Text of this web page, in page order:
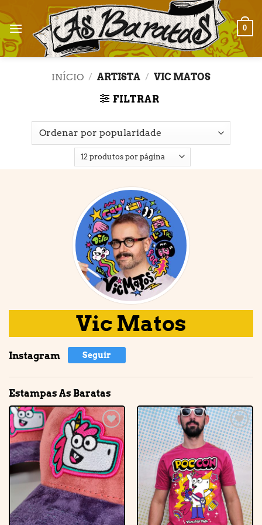
to
content
0
INÍCIO / ARTISTA / VIC MATOS
FILTRAR
Vic Matos
Instagram Seguir
Estampas As Baratas
Adicionar
à lista de
desejos
Adicionar
à lista de
desejos